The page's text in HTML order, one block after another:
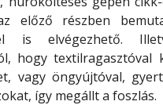
előző részben
is elvégezhető.
hogy textilragasztóval
vagy öngyújtóval,
így megállt a foszlás.